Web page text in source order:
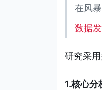
在风
数据发
研究采
1.核心分